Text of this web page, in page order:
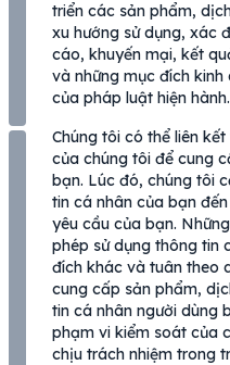
triển các sản phẩm,
xu hướng sử dụng, xác
cáo, khuyến mại, kết
và những mục đích
của pháp luật hiện hành.
Chúng tôi có thể liên
của chúng tôi để cung
bạn. Lúc đó, chúng tôi
tin cá nhân của bạn
yêu cầu của bạn.
phép sử dụng thông tin
đích khác và tuân theo
cung cấp sản phẩm,
tin cá nhân người dùng
phạm vi kiểm soát của
chịu trách nhiệm trong